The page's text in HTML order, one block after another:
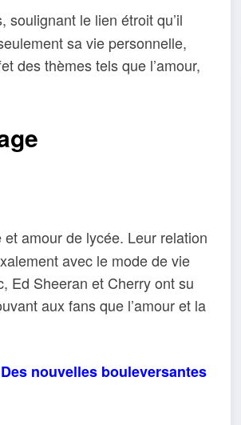
le lien étroit qu’il
sa vie personnelle,
des thèmes tels que l’amour,
amour de lycée. Leur relation
avec le mode de vie
Ed Sheeran et Cherry ont su
aux fans que l’amour et la
nouvelles bouleversantes